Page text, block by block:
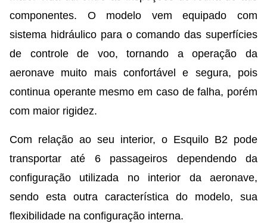
componentes. O modelo vem equipado com
sistema hidráulico para o comando das superfícies
de controle de voo, tornando a operação da
aeronave muito mais confortável e segura, pois
continua operante mesmo em caso de falha, porém
com maior rigidez.
Com relação ao seu interior, o Esquilo B2 pode
transportar até 6 passageiros dependendo da
configuração utilizada no interior da aeronave,
sendo esta outra característica do modelo, sua
flexibilidade na configuração interna.